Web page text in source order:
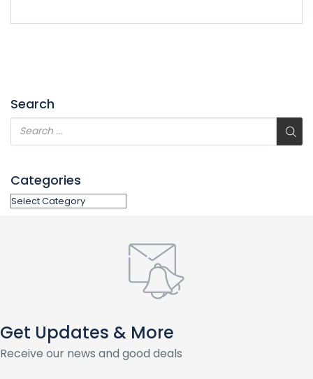
Search
Categories
Get Updates & More
Receive our news and good deals